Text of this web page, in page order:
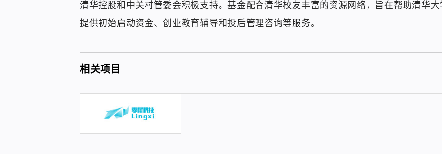
清华控股和中关村管委会积极支持。基金配合清华校友丰富的资源网络，旨在帮助清华
提供初始启动资金、创业教育辅导和投后管理咨询等服务。
相关项目